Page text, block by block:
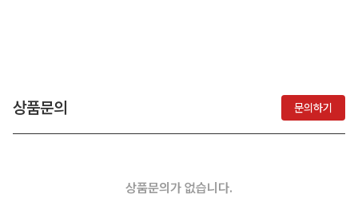
상품문의 문의하기
상품문의가 없습니다.